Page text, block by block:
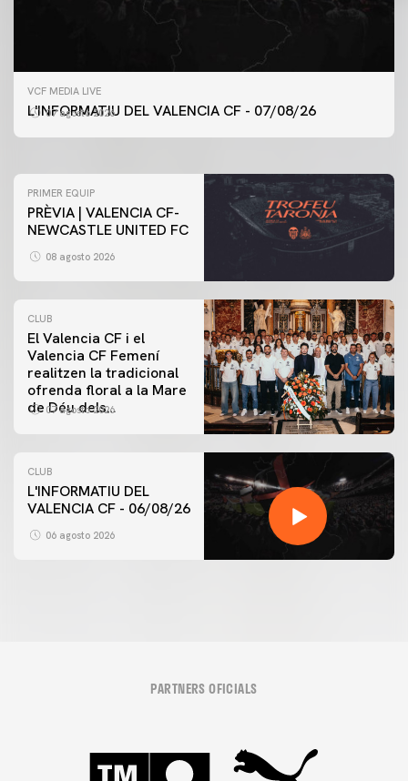
VCF MEDIA LIVE
L'INFORMATIU DEL VALENCIA CF - 07/08/26
07 agosto 2026
PRIMER EQUIP
ENTRENAMENT DEL VALENCIA CF 7/8/2026
PRIMER EQUIP
PRÈVIA | VALENCIA CF-
NEWCASTLE UNITED FC
08 agosto 2026
CLUB
El Valencia CF i el
Valencia CF Femení
realitzen la tradicional
ofrenda floral a la Mare
de Déu dels
07 agosto 2026
CLUB
L'INFORMATIU DEL
VALENCIA CF - 06/08/26
06 agosto 2026
PARTNERS OFICIALS